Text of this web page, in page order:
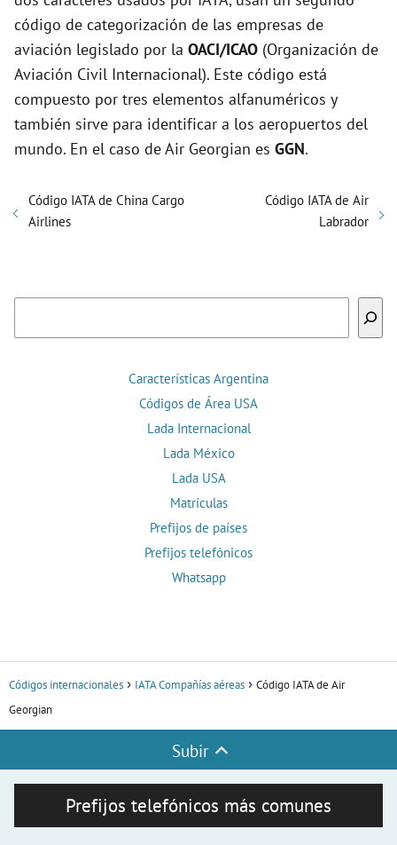
código de categorización de las empresas de
aviación legislado por la OACI/ICAO (Organización de
Aviación Civil Internacional). Este código está
compuesto por tres elementos alfanuméricos y
también sirve para identificar a los aeropuertos del
mundo. En el caso de Air Georgian es GGN.
Código IATA de China Cargo
Airlines
Código IATA de Air
Labrador
Características Argentina
Códigos de Área USA
Lada Internacional
Lada México
Lada USA
Matrículas
Prefijos de países
Prefijos telefónicos
Whatsapp
Códigos internacionales IATA Compañías aéreas
Código IATA de Air
Georgian
Subir
Prefijos telefónicos más comunes